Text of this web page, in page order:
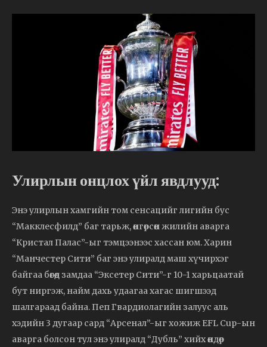
Улирлын онцлох үйл явдлууд:
Энэ улирлын хамгийн том сенсацийг лигийн бус
“Макклесфилд” баг тарьж, өнгөрсөн жилийн аварга
“Кристал Палас”-ыг тэмцээнээс хассан юм. Харин
“Манчестер Сити” баг энэ улиралд маш хүчирхэг
байгаа бөгөөд замдаа “Эксетер Сити”-г 10-1 харьцаатай
бут ниргэж, найм дахь удаагаа хагас шигшээд
шалгараад байна. Пеп Гвардиолагийн залуус аль
хэдийн 3 дугаар сард “Арсенал”-ыг хожиж EFL Cup-ын
аварга болсон тул энэ улиралд “Дубль” хийх өндөр